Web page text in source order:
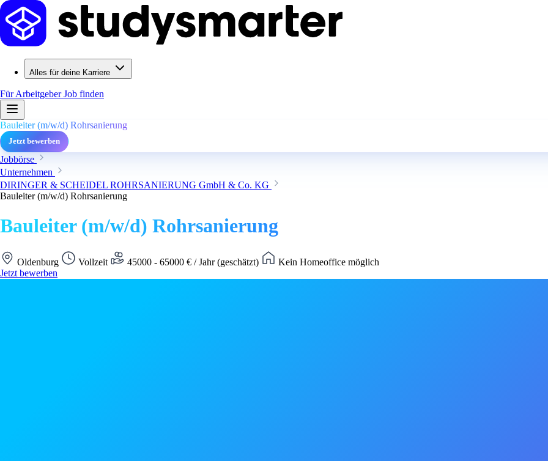
Alles für deine Karriere
Für ArbeitgeberJob finden
Bauleiter (m/w/d) Rohrsanierung
Jetzt bewerben
Jobbörse
Unternehmen
DIRINGER & SCHEIDEL ROHRSANIERUNG GmbH & Co. KG
Bauleiter (m/w/d) Rohrsanierung
Bauleiter (m/w/d) Rohrsanierung
Oldenburg Vollzeit 45000 - 65000 € / Jahr (geschätzt)
Kein Homeoffice möglich
Jetzt bewerben